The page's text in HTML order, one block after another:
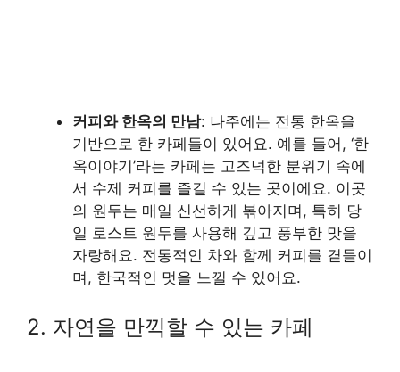
커피와 한옥의 만남: 나주에는 전통 한옥을
기반으로 한 카페들이 있어요. 예를 들어, ‘한
옥이야기’라는 카페는 고즈넉한 분위기 속에
서 수제 커피를 즐길 수 있는 곳이에요. 이곳
의 원두는 매일 신선하게 볶아지며, 특히 당
일 로스트 원두를 사용해 깊고 풍부한 맛을
자랑해요. 전통적인 차와 함께 커피를 곁들이
며, 한국적인 멋을 느낄 수 있어요.
2. 자연을 만끽할 수 있는 카페